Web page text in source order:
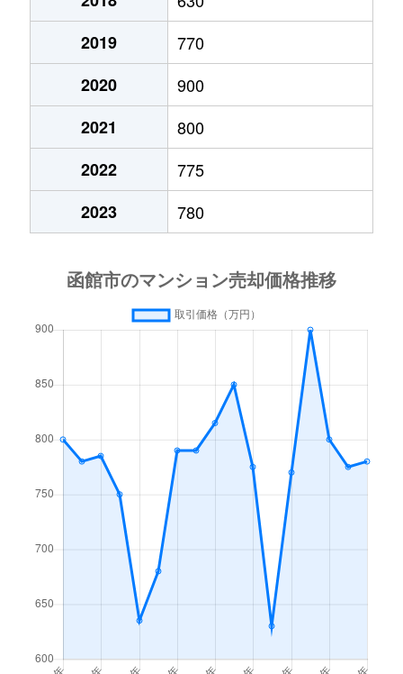
430万円
宮前町
170万円
宮前町
180万円
2,200万円
梁川町
2,200万円
梁川町
2,300万円
五稜郭公園前
3,500万円 函館
湯川町
函館
湯川町
函館
1,700万円 湯の川
530万円 湯の川
520万円 湯の川
湯川町
1,300万円
湯川町
790万円 湯の川 徒歩6
2019
770
2020
900
2021
800
2022
775
2023
780